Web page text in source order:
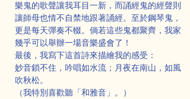
樂鬼的歌聲讓我耳目一新，而誦經鬼的經聲則
讓師母也情不自禁地跟著誦經。至於鋼琴鬼，
更是每天彈奏不輟。倘若這些鬼都聚齊，我家
幾乎可以舉辦一場音樂盛會了！
最後，我寫下這首詩來描繪我的感受：
妙音鎖不住，吟唱如水流；月夜在南山，如風
吹秋松。
（我特別喜歡聽「和雅音」。）